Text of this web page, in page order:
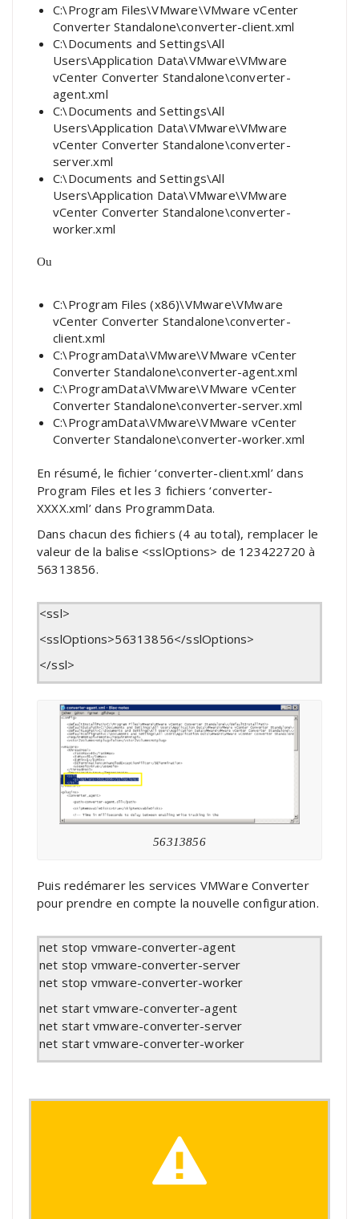
C:\Program Files\VMware\VMware vCenter
Converter Standalone\converter-client.xml
C:\Documents and Settings\All
Users\Application Data\VMware\VMware
vCenter Converter Standalone\converter-
agent.xml
C:\Documents and Settings\All
Users\Application Data\VMware\VMware
vCenter Converter Standalone\converter-
server.xml
C:\Documents and Settings\All
Users\Application Data\VMware\VMware
vCenter Converter Standalone\converter-
worker.xml
Ou
C:\Program Files (x86)\VMware\VMware
vCenter Converter Standalone\converter-
client.xml
C:\ProgramData\VMware\VMware vCenter
Converter Standalone\converter-agent.xml
C:\ProgramData\VMware\VMware vCenter
Converter Standalone\converter-server.xml
C:\ProgramData\VMware\VMware vCenter
Converter Standalone\converter-worker.xml
En résumé, le fichier ‘converter-client.xml’ dans
Program Files et les 3 fichiers ‘converter-
XXXX.xml’ dans ProgrammData.
Dans chacun des fichiers (4 au total), remplacer le
valeur de la balise <sslOptions> de 123422720 à
56313856.
<ssl>
<sslOptions>56313856</sslOptions>
</ssl>
56313856
Puis redémarer les services VMWare Converter
pour prendre en compte la nouvelle configuration.
net stop vmware-converter-agent
net stop vmware-converter-server
net stop vmware-converter-worker
net start vmware-converter-agent
net start vmware-converter-server
net start vmware-converter-worker